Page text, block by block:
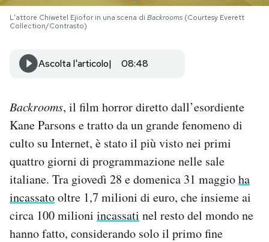
SHOP
Area Personale
Newsletter
Notifiche mobile
Regala il Post
Hai bisogno di aiuto?
Esci
L'attore Chiwetel Ejiofor in una scena di Backrooms (Courtesy Everett
Collection/Contrasto)
Ascolta l'articolo 08:48
Backrooms, il film horror diretto dall’esordiente
Kane Parsons e tratto da un grande fenomeno di
culto su Internet, è stato il più visto nei primi
quattro giorni di programmazione nelle sale
italiane. Tra giovedì 28 e domenica 31 maggioha
incassatooltre 1,7 milioni di euro, che insieme ai
circa 100 milioni incassati nel resto del mondo ne
hanno fatto, considerando solo il primo fine